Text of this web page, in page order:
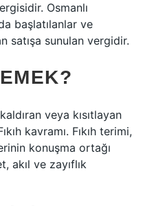
Osmanlı
başlatılanlar ve
satışa sunulan vergidir.
veya kısıtlayan
kavramı. Fıkıh terimi,
konuşma ortağı
akıl ve zayıflık